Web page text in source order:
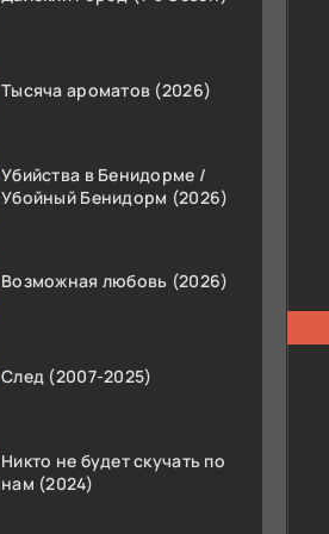
Тысяча ароматов (2026)
Убийства в Бенидорме /
Убойный Бенидорм (2026)
Возможная любовь (2026)
След (2007-2025)
Никто не будет скучать по
нам (2024)